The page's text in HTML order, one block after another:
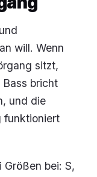
will. Wenn
sitzt,
Bass bricht
und die
funktioniert
Größen bei: S,